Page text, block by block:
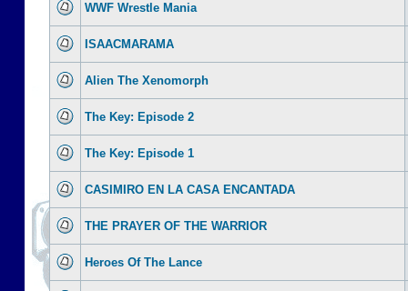
WWF Wrestle Mania
ISAACMARAMA
Alien The Xenomorph
The Key: Episode 2
The Key: Episode 1
CASIMIRO EN LA CASA ENCANTADA
THE PRAYER OF THE WARRIOR
Heroes Of The Lance